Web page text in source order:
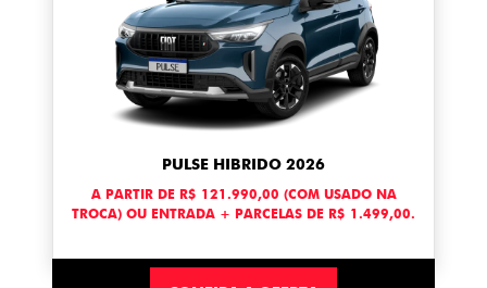
PULSE HIBRIDO 2026
A PARTIR DE R$ 121.990,00 (COM USADO NA
TROCA) OU ENTRADA + PARCELAS DE R$ 1.499,00.